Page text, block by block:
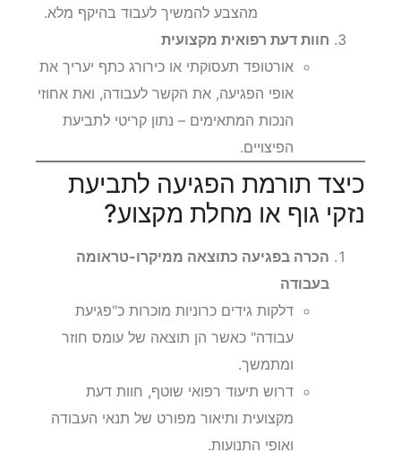
מהצבע להמשיך לעבוד בהיקף מלא.
חוות דעת רפואית מקצועית
אורטופד תעסוקתי או כירורג כתף יעריך את
אופי הפגיעה, את הקשר לעבודה, ואת אחוזי
הנכות המתאימים – נתון קריטי לתביעת
הפיצויים.
כיצד תורמת הפגיעה לתביעת
נזקי גוף או מחלת מקצוע?
הכרה בפגיעה כתוצאה ממיקרו-טראומה
בעבודה
דלקות גידים כרוניות מוכרות כ"פגיעת
עבודה" כאשר הן תוצאה של עומס חוזר
ומתמשך.
דרוש תיעוד רפואי שוטף, חוות דעת
מקצועית ותיאור מפורט של תנאי העבודה
ואופי התנועות.